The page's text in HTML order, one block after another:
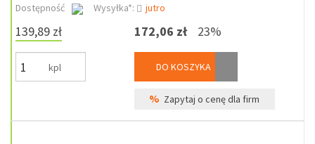
Dostępność
Wysyłka*: jutro
139,89 zł
kpl
172,06 zł 23%
DO KOSZYKA
% Zapytaj o cenę dla firm